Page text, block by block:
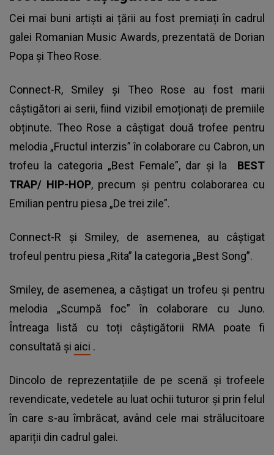
Cei mai buni artiști ai țării au fost premiați în cadrul
galei Romanian Music Awards, prezentată de Dorian
Popa și Theo Rose.
Connect-R, Smiley și Theo Rose au fost marii
câștigători ai serii, fiind vizibil emoționați de premiile
obținute. Theo Rose a câștigat două trofee pentru
melodia „Fructul interzis” în colaborare cu Cabron, un
trofeu la categoria „Best Female”, dar și la BEST
TRAP/ HIP-HOP, precum și pentru colaborarea cu
Emilian pentru piesa „De trei zile”.
Connect-R și Smiley, de asemenea, au câștigat
trofeul pentru piesa „Rita” la categoria „Best Song”.
Smiley, de asemenea, a căștigat un trofeu și pentru
melodia „Scumpă foc” în colaborare cu Juno.
Întreaga listă cu toți câștigătorii RMA poate fi
consultată și aici .
Dincolo de reprezentațiile de pe scenă și trofeele
revendicate, vedetele au luat ochii tuturor și prin felul
în care s-au îmbrăcat, având cele mai strălucitoare
apariții din cadrul galei.